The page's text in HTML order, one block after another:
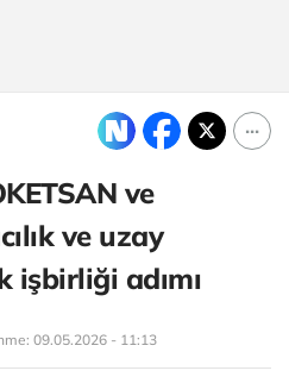
ve
ve uzay
işbirliği adımı
09.05.2026 - 11:13